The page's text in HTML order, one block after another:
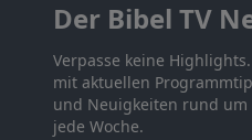
Der Bibel TV
Verpasse keine
mit aktuellen
und Neuigkeiten rund um
jede Woche.